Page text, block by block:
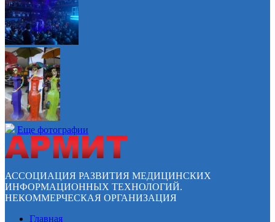
Еще фотографии
АССОЦИАЦИЯ РАЗВИТИЯ МЕДИЦИНСКИХ
ИНФОРМАЦИОННЫХ ТЕХНОЛОГИЙ.
НЕКОММЕРЧЕСКАЯ ОРГАНИЗАЦИЯ
Главная